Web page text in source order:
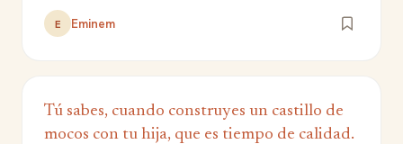
E Eminem
Tú sabes, cuando construyes un castillo de
mocos con tu hija, que es tiempo de calidad.